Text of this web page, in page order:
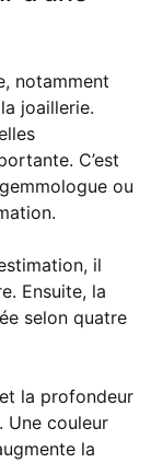
notamment
joaillerie.
C’est
ou
il
Ensuite, la
selon quatre
la profondeur
Une couleur
la